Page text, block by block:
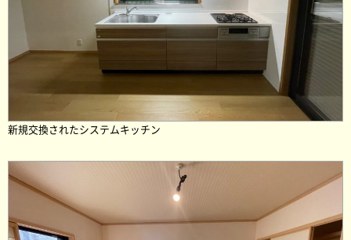
新規交換されたシステムキッチン